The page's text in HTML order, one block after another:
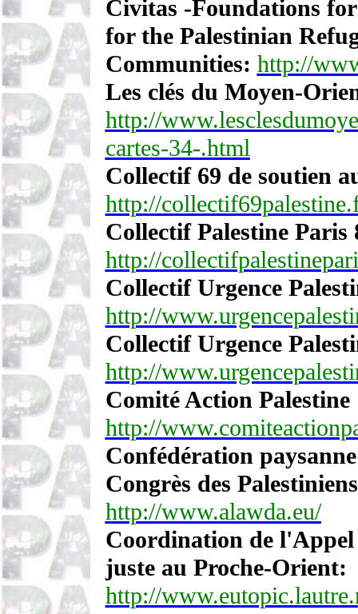
Civitas -Foundations
for the Palestinian
Communities: http://
Les clés du Moyen-
http://
cartes-34-.html
Collectif 69 de soutien
http://
Collectif Palestine Paris
http://
Collectif Urgence
http://
Collectif Urgence
http://
Comité Action Palestine
http://
Confédération
Congrès des
http://www.alawda.eu/
Coordination de
juste au Proche-Orient:
http://